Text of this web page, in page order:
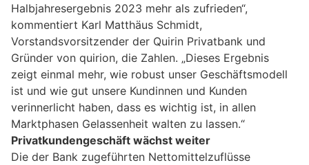
Halbjahresergebnis 2023 mehr als zufrieden“,
kommentiert Karl Matthäus Schmidt,
Vorstandsvorsitzender der Quirin Privatbank und
Gründer von quirion, die Zahlen. „Dieses Ergebnis
zeigt einmal mehr, wie robust unser Geschäftsmodell
ist und wie gut unsere Kundinnen und Kunden
verinnerlicht haben, dass es wichtig ist, in allen
Marktphasen Gelassenheit walten zu lassen.“
Privatkundengeschäft wächst weiter
Die der Bank zugeführten Nettomittelzuflüsse